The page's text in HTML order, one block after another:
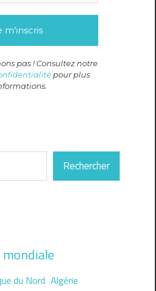
pas ! Consultez notre
pour plus
Rechercher
du Nord Algérie